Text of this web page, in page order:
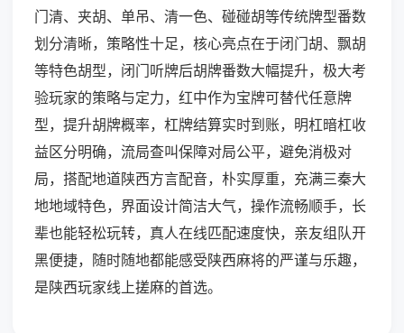
门清、夹胡、单吊、清一色、碰碰胡等传统牌型番数
划分清晰，策略性十足，核心亮点在于闭门胡、飘胡
等特色胡型，闭门听牌后胡牌番数大幅提升，极大考
验玩家的策略与定力，红中作为宝牌可替代任意牌
型，提升胡牌概率，杠牌结算实时到账，明杠暗杠收
益区分明确，流局查叫保障对局公平，避免消极对
局，搭配地道陕西方言配音，朴实厚重，充满三秦大
地地域特色，界面设计简洁大气，操作流畅顺手，长
辈也能轻松玩转，真人在线匹配速度快，亲友组队开
黑便捷，随时随地都能感受陕西麻将的严谨与乐趣，
是陕西玩家线上搓麻的首选。